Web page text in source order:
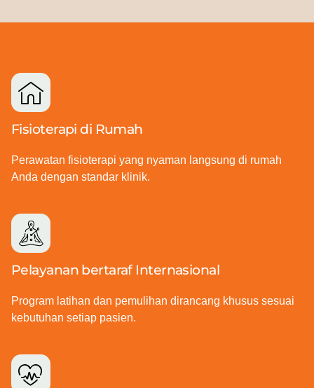
Fisioterapi di Rumah
Perawatan fisioterapi yang nyaman langsung di rumah
Anda dengan standar klinik.
Pelayanan bertaraf Internasional
Program latihan dan pemulihan dirancang khusus sesuai
kebutuhan setiap pasien.